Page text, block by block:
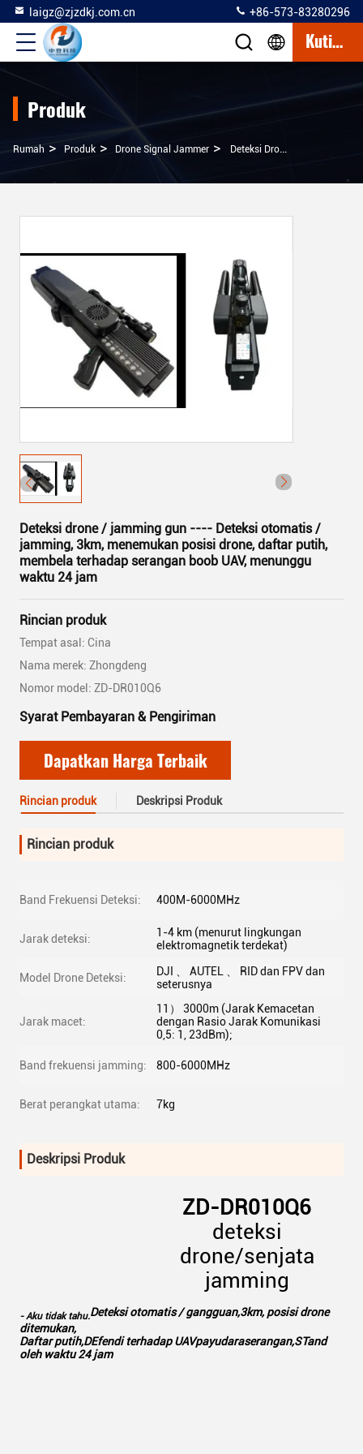
laigz@zjzdkj.com.cn +86-573-83280296
Kutipan
Produk
Rumah > Produk > Drone Signal Jammer > Deteksi Drone / Jamming Gun ---- Deteksi Otomatis / Jamming, 3km, Menemukan Posisi Drone, Daftar Putih, Membela Terhadap Serangan Boob UAV, Menunggu Waktu 24 Jam
Deteksi drone / jamming gun ---- Deteksi otomatis /
jamming, 3km, menemukan posisi drone, daftar putih,
membela terhadap serangan boob UAV, menunggu
waktu 24 jam
Rincian produk
Tempat asal: Cina
Nama merek: Zhongdeng
Nomor model: ZD-DR010Q6
Syarat Pembayaran & Pengiriman
Dapatkan Harga Terbaik
Rincian produk Deskripsi Produk
Rincian produk
Band Frekuensi Deteksi: 400M-6000MHz
Jarak deteksi:
1-4 km (menurut lingkungan
elektromagnetik terdekat)
Model Drone Deteksi:
DJI 、 AUTEL 、 RID dan FPV dan
seterusnya
Jarak macet:
11） 3000m (Jarak Kemacetan
dengan Rasio Jarak Komunikasi
0,5: 1, 23dBm);
Band frekuensi jamming: 800-6000MHz
Berat perangkat utama: 7kg
Deskripsi Produk
ZD-D R010Q6
deteksi
drone/senjata
jamming
- Aku tidak tahu.Deteksi otomatis / gangguan,3km, posisi drone
ditemukan,
Daftar putih,DEfendi terhadap UAVpayudaraserangan,STand
oleh waktu 24 jam